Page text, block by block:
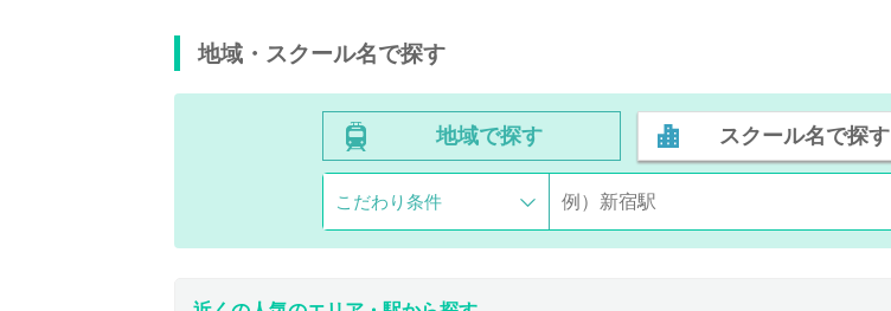
地域・スクール名で探す
地域で探す スクール名で探す
こだわり条件